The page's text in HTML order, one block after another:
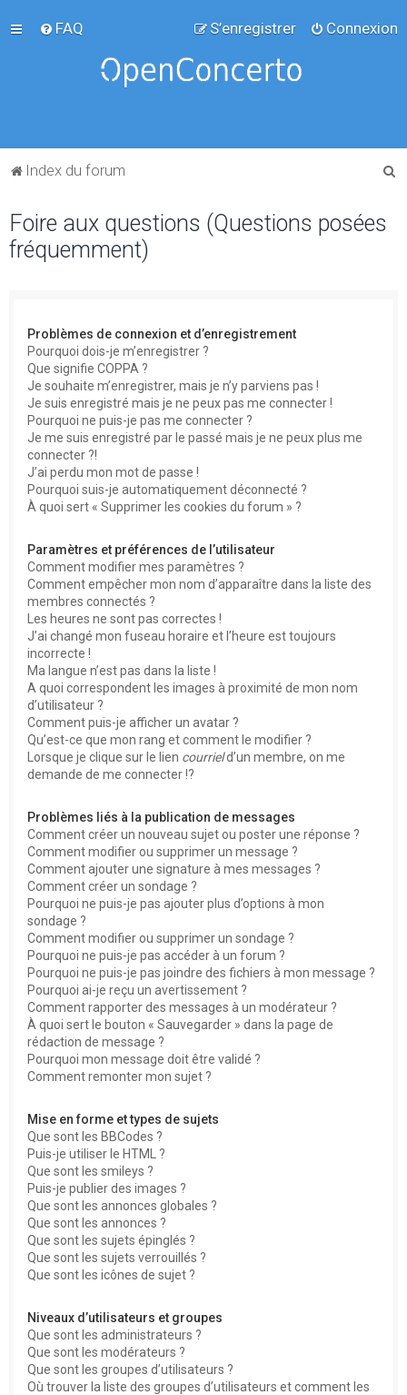
FAQ Connexion
S’enregistrer
Index du forum
Foire aux questions (Questions posées
fréquemment)
Problèmes de connexion et d’enregistrement
Pourquoi dois-je m’enregistrer ?
Que signifie COPPA ?
Je souhaite m’enregistrer, mais je n’y parviens pas !
Je suis enregistré mais je ne peux pas me connecter !
Pourquoi ne puis-je pas me connecter ?
Je me suis enregistré par le passé mais je ne peux plus me
connecter ?!
J’ai perdu mon mot de passe !
Pourquoi suis-je automatiquement déconnecté ?
À quoi sert « Supprimer les cookies du forum » ?
Paramètres et préférences de l’utilisateur
Comment modifier mes paramètres ?
Comment empêcher mon nom d’apparaître dans la liste des
membres connectés ?
Les heures ne sont pas correctes !
J’ai changé mon fuseau horaire et l’heure est toujours
incorrecte !
Ma langue n’est pas dans la liste !
A quoi correspondent les images à proximité de mon nom
d’utilisateur ?
Comment puis-je afficher un avatar ?
Qu’est-ce que mon rang et comment le modifier ?
Lorsque je clique sur le lien courrield’un membre, on me
demande de me connecter !?
Problèmes liés à la publication de messages
Comment créer un nouveau sujet ou poster une réponse ?
Comment modifier ou supprimer un message ?
Comment ajouter une signature à mes messages ?
Comment créer un sondage ?
Pourquoi ne puis-je pas ajouter plus d’options à mon
sondage ?
Comment modifier ou supprimer un sondage ?
Pourquoi ne puis-je pas accéder à un forum ?
Pourquoi ne puis-je pas joindre des fichiers à mon message ?
Pourquoi ai-je reçu un avertissement ?
Comment rapporter des messages à un modérateur ?
À quoi sert le bouton « Sauvegarder » dans la page de
rédaction de message ?
Pourquoi mon message doit être validé ?
Comment remonter mon sujet ?
Mise en forme et types de sujets
Que sont les BBCodes ?
Puis-je utiliser le HTML ?
Que sont les smileys ?
Puis-je publier des images ?
Que sont les annonces globales ?
Que sont les annonces ?
Que sont les sujets épinglés ?
Que sont les sujets verrouillés ?
Que sont les icônes de sujet ?
Niveaux d’utilisateurs et groupes
Que sont les administrateurs ?
Que sont les modérateurs ?
Que sont les groupes d’utilisateurs ?
Où trouver la liste des groupes d’utilisateurs et comment les